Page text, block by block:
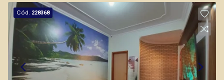
Fátima Spadaro
CRECI 119074 - Venda
(16) 99105-3578
Cód. 228368